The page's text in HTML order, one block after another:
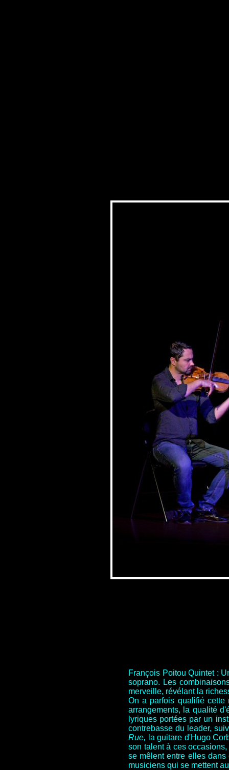
François Poitou Quintet :
soprano. Les
merveille, révélant la
On a parfois qualifié cette
arrangements, la qualité
lyriques portées par un
contrebasse du leader,
Rue, la guitare d'Hugo
son talent à ces
se mêlent entre elles
musiciens qui se mettent